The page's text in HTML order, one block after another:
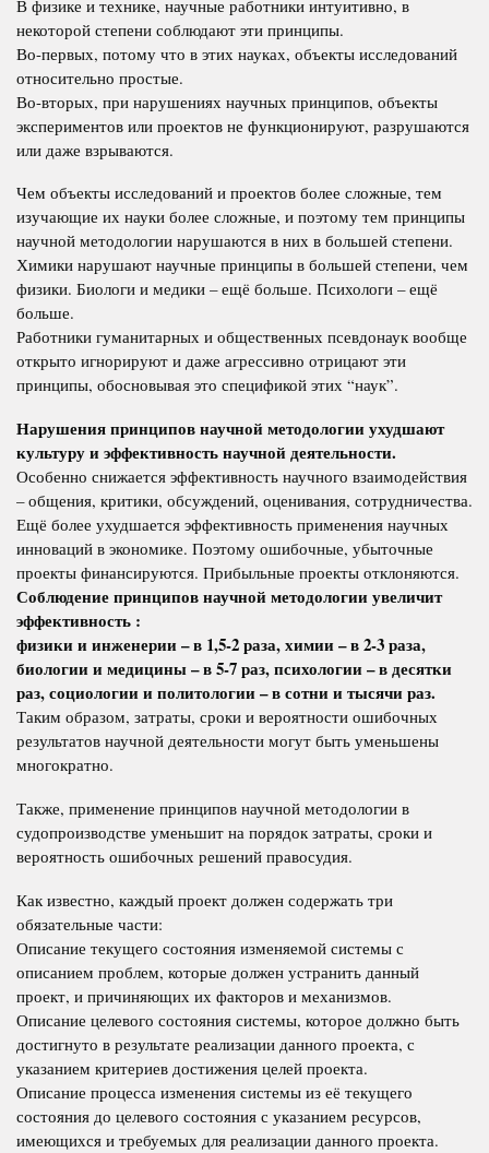
В физике и технике, научные работники интуитивно, в
некоторой степени соблюдают эти принципы.
Во-первых, потому что в этих науках, объекты исследований
относительно простые.
Во-вторых, при нарушениях научных принципов, объекты
экспериментов или проектов не функционируют, разрушаются
или даже взрываются.
Чем объекты исследований и проектов более сложные, тем
изучающие их науки более сложные, и поэтому тем принципы
научной методологии нарушаются в них в большей степени.
Химики нарушают научные принципы в большей степени, чем
физики. Биологи и медики – ещё больше. Психологи – ещё
больше.
Работники гуманитарных и общественных псевдонаук вообще
открыто игнорируют и даже агрессивно отрицают эти
принципы, обосновывая это спецификой этих “наук”.
Нарушения принципов научной методологии ухудшают
культуру и эффективность научной деятельности.
Особенно снижается эффективность научного взаимодействия
– общения, критики, обсуждений, оценивания, сотрудничества.
Ещё более ухудшается эффективность применения научных
инноваций в экономике. Поэтому ошибочные, убыточные
проекты финансируются. Прибыльные проекты отклоняются.
Соблюдение принципов научной методологии увеличит
эффективность :
физики и инженерии – в 1,5-2 раза, химии – в 2-3 раза,
биологии и медицины – в 5-7 раз, психологии – в десятки
раз, социологии и политологии – в сотни и тысячи раз.
Таким образом, затраты, сроки и вероятности ошибочных
результатов научной деятельности могут быть уменьшены
многократно.
Также, применение принципов научной методологии в
судопроизводстве уменьшит на порядок затраты, сроки и
вероятность ошибочных решений правосудия.
Как известно, каждый проект должен содержать три
обязательные части:
Описание текущего состояния изменяемой системы с
описанием проблем, которые должен устранить данный
проект, и причиняющих их факторов и механизмов.
Описание целевого состояния системы, которое должно быть
достигнуто в результате реализации данного проекта, с
указанием критериев достижения целей проекта.
Описание процесса изменения системы из её текущего
состояния до целевого состояния с указанием ресурсов,
имеющихся и требуемых для реализации данного проекта.